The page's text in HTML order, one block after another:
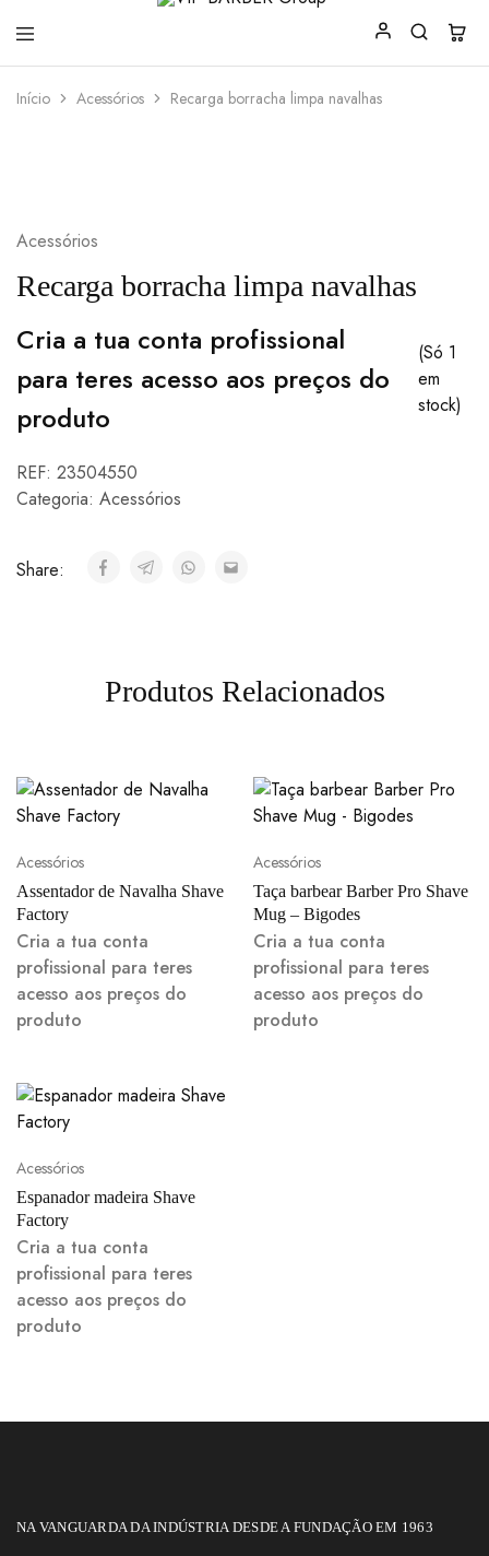
BARBER
para
Início Acessórios Recarga borracha limpa navalhas
Acessórios
Recarga borracha limpa navalhas
Cria a tua conta profissional
para teres acesso aos preços do
produto
(Só 1
em
stock)
REF: 23504550
Categoria: Acessórios
Share:
Produtos Relacionados
Acessórios
Assentador de Navalha Shave
Factory
Cria a tua conta
profissional para teres
acesso aos preços do
produto
Acessórios
Taça barbear Barber Pro Shave
Mug – Bigodes
Cria a tua conta
profissional para teres
acesso aos preços do
produto
Acessórios
Espanador madeira Shave
Factory
Cria a tua conta
profissional para teres
acesso aos preços do
produto
NA VANGUARDA DA INDÚSTRIA DESDE A FUNDAÇÃO EM 1963